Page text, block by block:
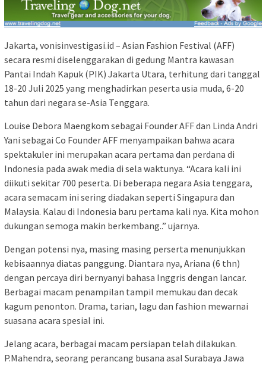
Jakarta, vonisinvestigasi.id – Asian Fashion Festival (AFF)
secara resmi diselenggarakan di gedung Mantra kawasan
Pantai Indah Kapuk (PIK) Jakarta Utara, terhitung dari tanggal
18-20 Juli 2025 yang menghadirkan peserta usia muda, 6-20
tahun dari negara se-Asia Tenggara.
Louise Debora Maengkom sebagai Founder AFF dan Linda Andri
Yani sebagai Co Founder AFF menyampaikan bahwa acara
spektakuler ini merupakan acara pertama dan perdana di
Indonesia pada awak media di sela waktunya. “Acara kali ini
diikuti sekitar 700 peserta. Di beberapa negara Asia tenggara,
acara semacam ini sering diadakan seperti Singapura dan
Malaysia. Kalau di Indonesia baru pertama kali nya. Kita mohon
dukungan semoga makin berkembang..” ujarnya.
Dengan potensi nya, masing masing perserta menunjukkan
kebisaannya diatas panggung. Diantara nya, Ariana (6 thn)
dengan percaya diri bernyanyi bahasa Inggris dengan lancar.
Berbagai macam penampilan tampil memukau dan decak
kagum penonton. Drama, tarian, lagu dan fashion mewarnai
suasana acara spesial ini.
Jelang acara, berbagai macam persiapan telah dilakukan.
P.Mahendra, seorang perancang busana asal Surabaya Jawa